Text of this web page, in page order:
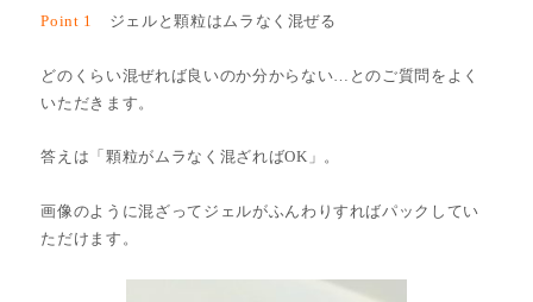
Point 1 ジェルと顆粒はムラなく混ぜる
どのくらい混ぜれば良いのか分からない…とのご質問をよく
いただきます。
答えは「顆粒がムラなく混ざればOK」。
画像のように混ざってジェルがふんわりすればパックしてい
ただけます。